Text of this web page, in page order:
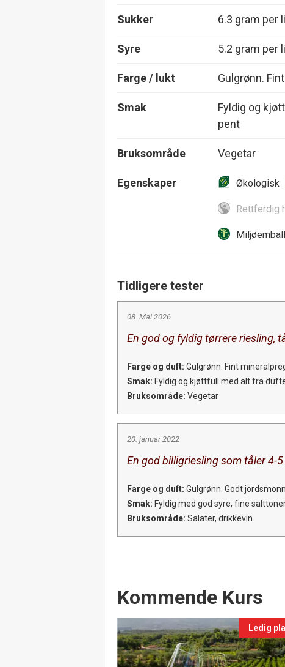
Sukker 6.3 gram per
Syre 5.2 gram per
Farge / lukt Gulgrønn.
Smak
Fyldig og
pent
Bruksområde Vegetar
Egenskaper Økologisk
Rettferdig
Tidligere tester
08. Mai 2026
En god og fyldig tørrere riesling,
Farge og duft: Gulgrønn. Fint
Smak: Fyldig og kjøttfull med alt fra
Bruksområde: Vegetar
20. januar 2022
En god billigriesling som tåler 4-
Farge og duft: Gulgrønn. Godt
Smak: Fyldig med god syre, fine
Bruksområde: Salater, drikkevin.
Events
Kommende Kurs
Ledig